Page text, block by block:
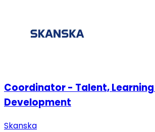
Coordinator - Talent,
Development
Skanska